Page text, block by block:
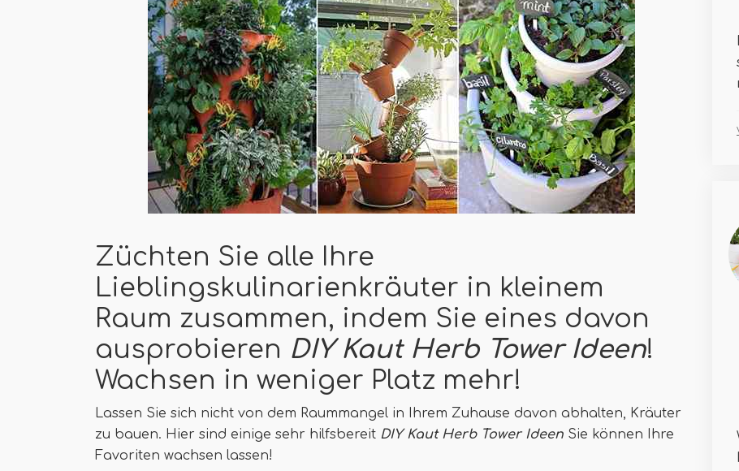
Züchten Sie alle Ihre
Lieblingskulinarienkräuter in kleinem
Raum zusammen, indem Sie eines davon
ausprobieren DIY Kaut Herb Tower Ideen!
Wachsen in weniger Platz mehr!
Lassen Sie sich nicht von dem Raummangel in Ihrem Zuhause davon abhalten, Kräuter
zu bauen. Hier sind einige sehr hilfsbereit DIY Kaut Herb Tower Ideen Sie können Ihre
Favoriten wachsen lassen!